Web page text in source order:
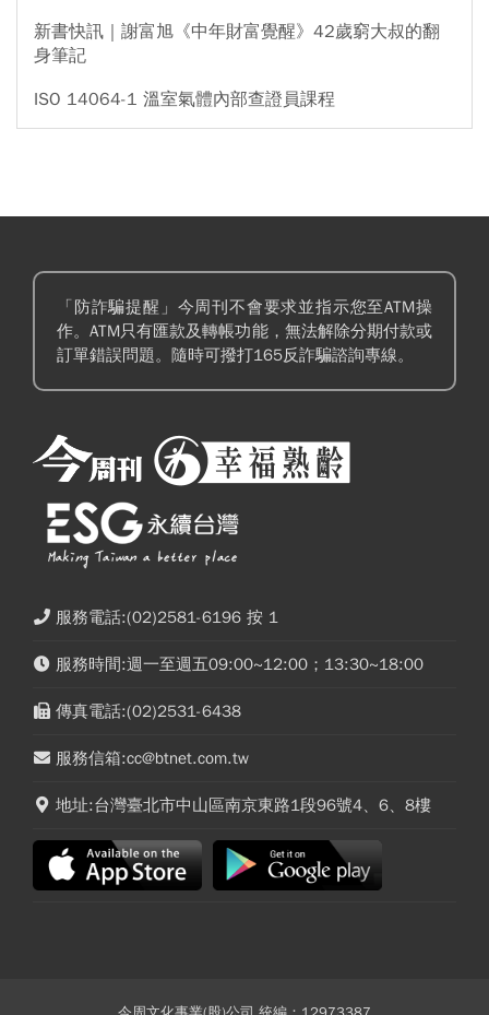
新書快訊｜謝富旭《中年財富覺醒》42歲窮大叔的翻
身筆記
ISO 14064-1 溫室氣體內部查證員課程
「防詐騙提醒」今周刊不會要求並指示您至ATM操
作。ATM只有匯款及轉帳功能，無法解除分期付款或
訂單錯誤問題。隨時可撥打165反詐騙諮詢專線。
服務電話:(02)2581-6196 按 1
服務時間:週一至週五09:00~12:00；13:30~18:00
傳真電話:(02)2531-6438
服務信箱:cc@btnet.com.tw
地址:台灣臺北市中山區南京東路1段96號4、6、8樓